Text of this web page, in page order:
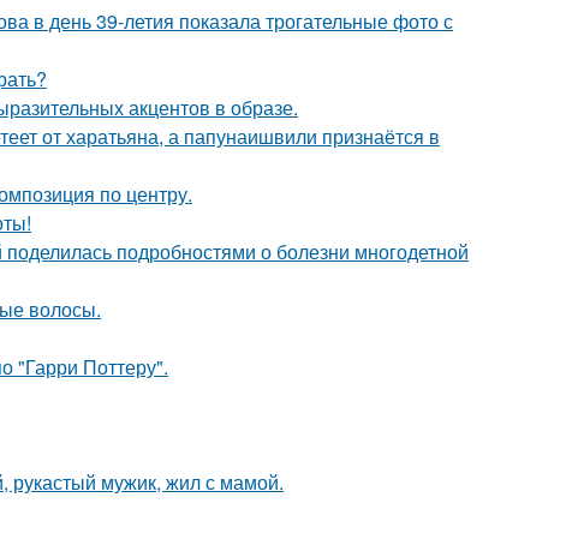
день 39-летия показала трогательные фото с
акцентов в образе.
от харатьяна, а папунаишвили признаётся в
по центру.
подробностями о болезни многодетной
волосы.
"Гарри Поттеру".
рукастый мужик, жил с мамой.